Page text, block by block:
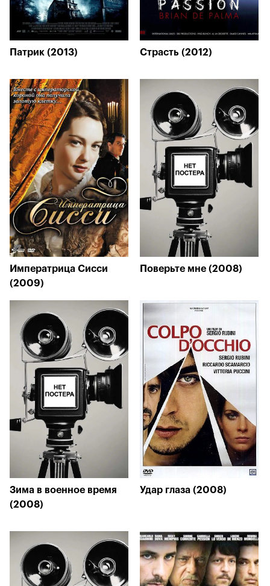
Патрик (2013) Страсть (2012)
Императрица Сисси
(2009)
Поверьте мне (2008)
Зима в военное время
(2008)
Удар глаза (2008)